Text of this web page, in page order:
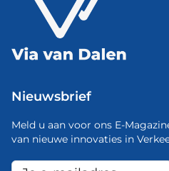
Nieuwsbrief
Meld u aan voor ons E-
van nieuwe innovaties in